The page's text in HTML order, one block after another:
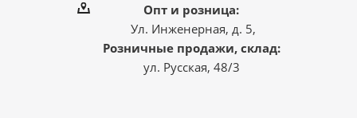
Опт и розница:
Ул. Инженерная, д. 5,
Розничные продажи, склад:
ул. Русская, 48/3